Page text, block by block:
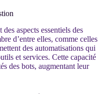
aspects essentiels des
d’entre elles, comme celles
des automatisations qui
et services. Cette capacité
des bots, augmentant leur